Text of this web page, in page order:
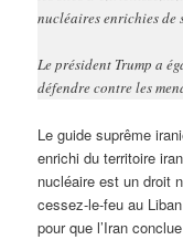
nucléaires enrichies de
Le président Trump a
défendre contre les
Le guide suprême
enrichi du territoire
nucléaire est un droit
cessez-le-feu au
pour que l’Iran